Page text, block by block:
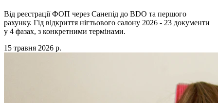
Від реєстрації ФОП через Санепід до BDO та першого
рахунку. Гід відкриття нігтьового салону 2026 - 23 документи
у 4 фазах, з конкретними термінами.
15 травня 2026 р.